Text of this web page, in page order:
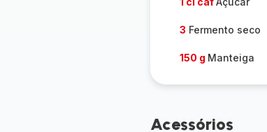
3 Fermento seco
150 g Manteiga
Acessórios